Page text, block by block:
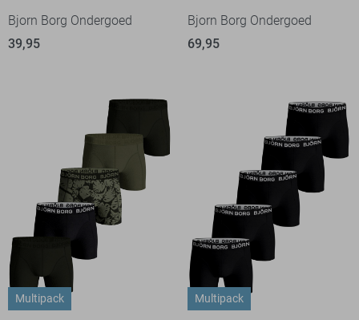
Bjorn Borg Ondergoed
39,95
Bjorn Borg Ondergoed
69,95
Multipack Multipack